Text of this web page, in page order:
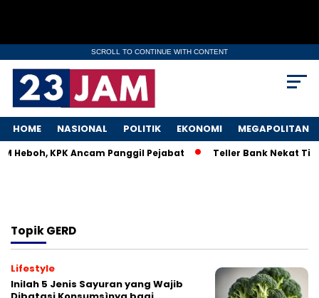
SCROLL TO CONTINUE WITH CONTENT
HOME NASIONAL POLITIK EKONOMI MEGAPOLITAN
Heboh, KPK Ancam Panggil Pejabat Teller Bank Nekat
TopikGERD
Lifestyle
Inilah 5 Jenis Sayuran yang Wajib